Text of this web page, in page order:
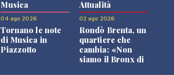
Musica
04 ago 2026
Tornano le note
di Musica in
Piazzotto
Attualità
02 ago 2026
Rondò Brenta, un
quartiere che
cambia: «Non
siamo il Bronx di